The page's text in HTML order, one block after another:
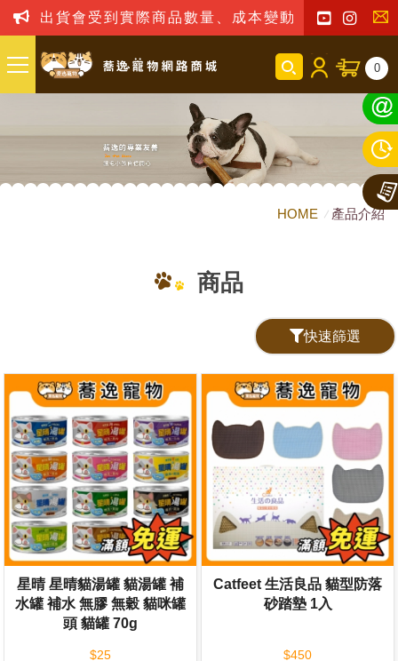
出貨會受到實際商品數量、成本變動之影響，我
聯
我
們
0
HOME 產品介紹
商品
快速篩選
星晴 星晴貓湯罐 貓湯罐 補
水罐 補水 無膠 無穀 貓咪罐
頭 貓罐 70g
$25
Catfeet 生活良品 貓型防落
砂踏墊 1入
$450